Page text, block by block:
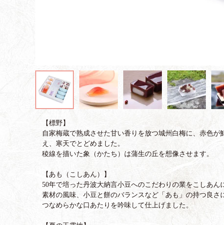
【標野】
自家梅蔵で熟成させた甘い香りを放つ城州白梅に、赤色
え、寒天でとどめました。
稜線を描いた象（かたち）は蒲生の丘を想像させます。
【あも（こしあん）】
50年で培った丹波大納言小豆へのこだわりの業をこしあん
素材の風味、小豆と餅のバランスなど「あも」の持つ良
つなめらかな口あたりを吟味して仕上げました。